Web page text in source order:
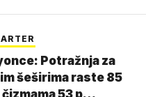
Potražnja za
šeširima raste 85
53 p…